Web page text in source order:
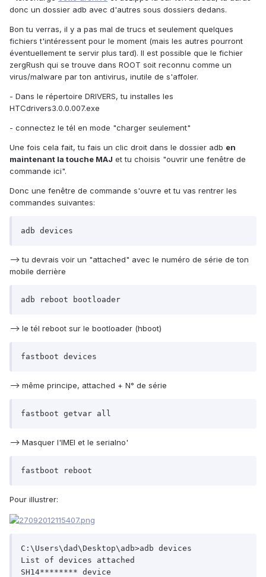
donc un dossier adb avec d'autres sous dossiers dedans.
Bon tu verras, il y a pas mal de trucs et seulement quelques
fichiers t'intéressent pour le moment (mais les autres pourront
éventuellement te servir plus tard). Il est possible que le fichier
zergRush qui se trouve dans ROOT soit reconnu comme un
virus/malware par ton antivirus, inutile de s'affoler.
- Dans le répertoire DRIVERS, tu installes les
HTCdrivers3.0.0.007.exe
- connectez le tél en mode "charger seulement"
Une fois cela fait, tu fais un clic droit dans le dossier adb en
maintenant la touche MAJ et tu choisis "ouvrir une fenêtre de
commande ici".
Donc une fenêtre de commande s'ouvre et tu vas rentrer les
commandes suivantes:
adb devices
--> tu devrais voir un "attached" avec le numéro de série de ton
mobile derrière
adb reboot bootloader
--> le tél reboot sur le bootloader (hboot)
fastboot devices
--> même principe, attached + N° de série
fastboot getvar all
--> Masquer l'IMEI et le serialno'
fastboot reboot
Pour illustrer:
C:\Users\dad\Desktop\adb>adb devices
List of devices attached
SH14******** device